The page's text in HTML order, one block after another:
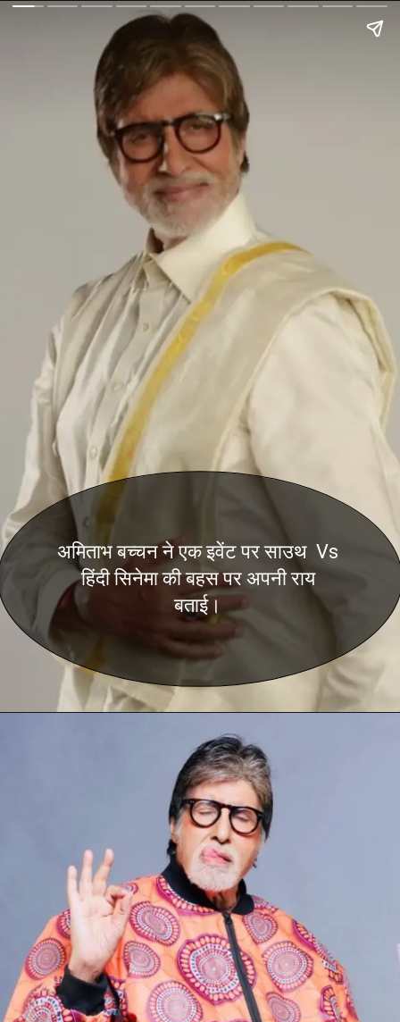
अमिताभ बच्चन ने एक इवेंट पर साउथ Vs
हिंदी सिनेमा की बहस पर अपनी राय
बताई।